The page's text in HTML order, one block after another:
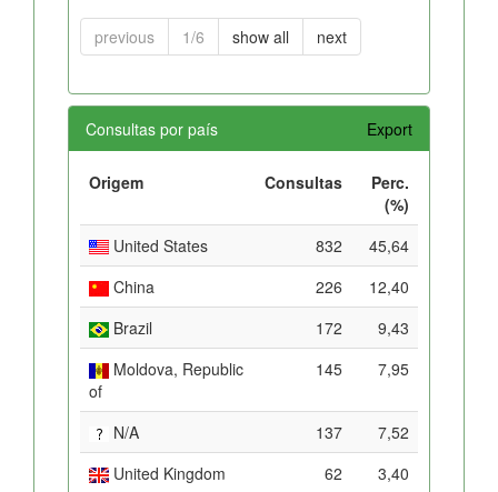
previous 1/6 show all next
Consultas por país Export
Origem Consultas
Perc.
(%)
United States
832
45,64
China
226
12,40
Brazil
172
9,43
Moldova, Republic
of
145 7,95
N/A 137
7,52
United Kingdom
62
3,40